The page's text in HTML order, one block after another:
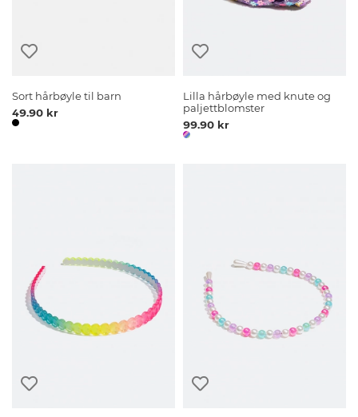
Sort hårbøyle til barn
49.90 kr
Lilla hårbøyle med knute og
paljettblomster
99.90 kr